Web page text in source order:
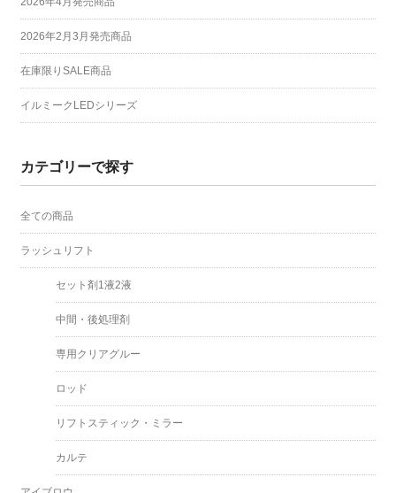
2026年2月3月発売商品
在庫限りSALE商品
イルミークLEDシリーズ
カテゴリーで探す
全ての商品
ラッシュリフト
セット剤1液2液
中間・後処理剤
専用クリアグルー
ロッド
リフトスティック・ミラー
カルテ